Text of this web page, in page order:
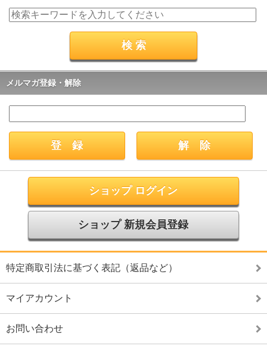
メルマガ登録・解除
ショップ ログイン
ショップ 新規会員登録
特定商取引法に基づく表記（返品など）
マイアカウント
お問い合わせ